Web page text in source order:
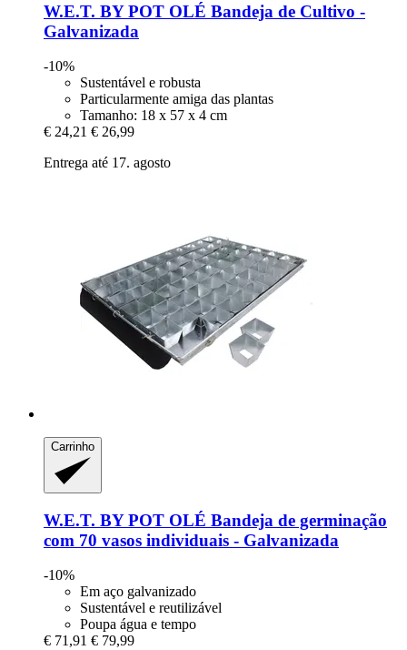
W.E.T. BY POT OLÉ Bandeja de Cultivo -​
Galvanizada
-10%
Sustentável e robusta
Particularmente amiga das plantas
Tamanho: 18 x 57 x 4 cm
€ 24,21 € 26,99
Entrega até 17. agosto
Carrinho
W.E.T. BY POT OLÉ Bandeja de germinação
com 70 vasos individuais -​ Galvanizada
-10%
Em aço galvanizado
Sustentável e reutilizável
Poupa água e tempo
€ 71,91 € 79,99